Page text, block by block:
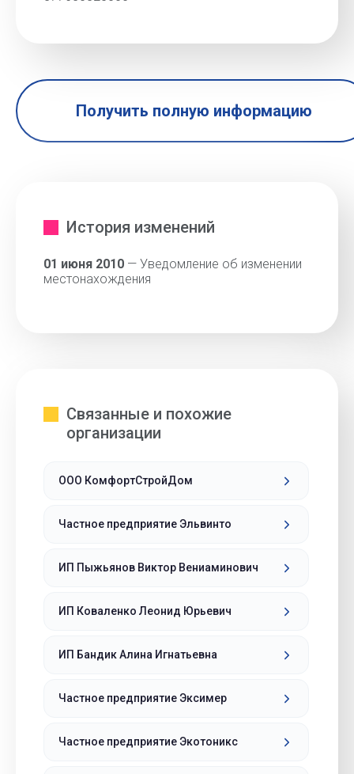
Получить полную информацию
История изменений
01 июня 2010 — Уведомление об изменении
местонахождения
Связанные и похожие
организации
ООО КомфортСтройДом
Частное предприятие Эльвинто
ИП Пыжьянов Виктор Вениаминович
ИП Коваленко Леонид Юрьевич
ИП Бандик Алина Игнатьевна
Частное предприятие Эксимер
Частное предприятие Экотоникс